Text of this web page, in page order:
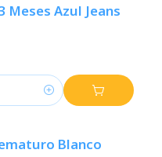
Meses Azul Jeans
Blanco